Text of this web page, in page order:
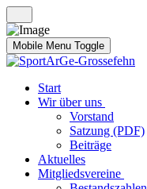
Mobile Menu Toggle
Start
Wir über uns
Vorstand
Satzung (PDF)
Beiträge
Aktuelles
Mitgliedsvereine